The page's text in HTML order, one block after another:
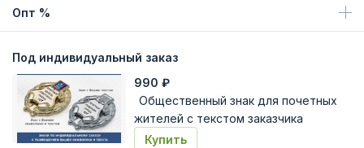
Опт %
Под индивидуальный заказ
990 ₽
Общественный знак для почетных
жителей с текстом заказчика
Купить